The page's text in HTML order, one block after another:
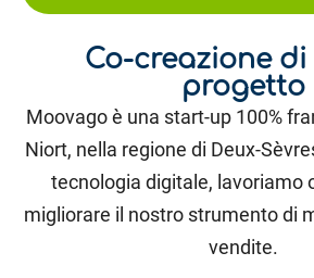
Co-creazione
progetto
Moovago è una start-up 100%
Niort, nella regione di Deux-
tecnologia digitale, lavoriamo
migliorare il nostro strumento di
vendite.